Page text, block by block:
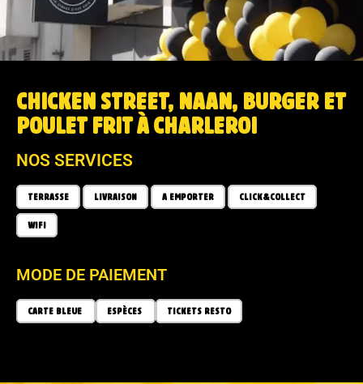
CHICKEN STREET, NAAN, BURGER ET
POULET FRIT À CHARLEROI
NOS SERVICES
TERRASSE LIVRAISON A EMPORTER CLICK&COLLECT
WIFI
MODE DE PAIEMENT
CARTE BLEUE ESPÈCES TICKETS RESTO